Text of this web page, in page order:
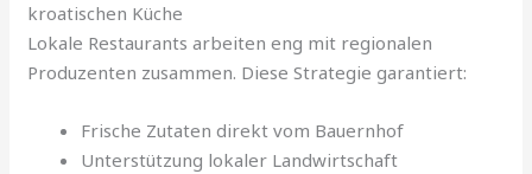
kroatischen Küche
Lokale Restaurants arbeiten eng mit regionalen
Produzenten zusammen. Diese Strategie garantiert:
Frische Zutaten direkt vom Bauernhof
Unterstützung lokaler Landwirtschaft